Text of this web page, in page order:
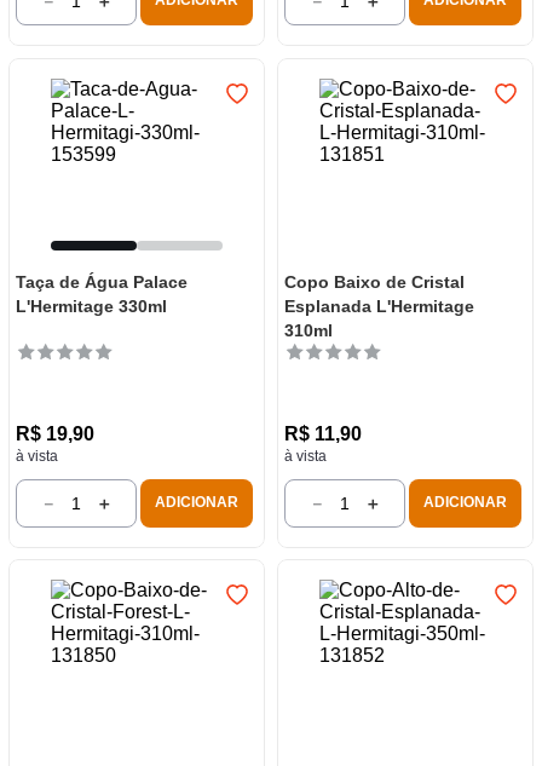
Taça de Água Palace
L'Hermitage 330ml
R$ 19,90
à vista
＋
－ ADICIONAR
Copo Baixo de Cristal
Esplanada L'Hermitage
310ml
R$ 11,90
à vista
＋
－ ADICIONAR